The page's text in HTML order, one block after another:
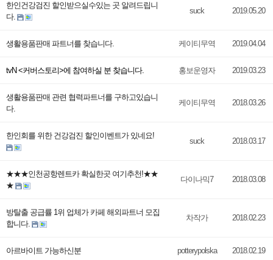
한인건강검진 할인받으실수있는 곳 알려드립니
다.
suck 2019.05.20
생활용품판매 파트너를 찾습니다. 케이티무역 2019.04.04
tvN <커버스토리>에 참여하실 분 찾습니다. 홍보운영자 2019.03.23
생활용품판매 관련 협력파트너를 구하고있습니
다.
케이티무역 2018.03.26
한인회를 위한 건강검진 할인이벤트가 있네요!
suck 2018.03.17
★★★인천공항렌트카 확실한곳 여기추천!★★
★
다이나믹7 2018.03.08
방탈출 공급률 1위 업체가 카페 해외파트너 모집
합니다.
차작가 2018.02.23
아르바이트 가능하신분 potterypolska 2018.02.19